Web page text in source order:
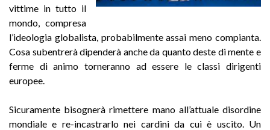
vittime in tutto il
mondo, compresa
l’ideologia globalista, probabilmente assai meno compianta.
Cosa subentrerà dipenderà anche da quanto deste di mente e
ferme di animo torneranno ad essere le classi dirigenti
europee.
Sicuramente bisognerà rimettere mano all’attuale disordine
mondiale e re-incastrarlo nei cardini da cui è uscito. Un